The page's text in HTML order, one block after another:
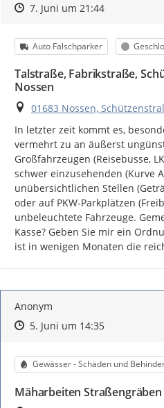
Zeitpunkt des Erstellens
Zeitpunkt des Erstellens
7. Juni um 21:44Zur Äußerung
Kategorie
Auto Falschparker Status
Talstraße, Fabrikstraße,
Nossen
Ort
01683 Nossen,
In letzter zeit kommt es,
vermehrt zu an äußerst
Großfahrzeugen (Reisebusse,
schwer einzusehenden (Kurve
unübersichtlichen Stellen
oder auf PKW-Parkplätzen
unbeleuchtete Fahrzeuge.
Kasse? Geben Sie mir ein
ist in wenigen Monaten die
Anonym
Zeitpunkt des Erstellens
Zeitpunkt des Erstellens
5. Juni um 14:35Zur Äußerung
Kategorie
Gewässer - Schäden und
Mäharbeiten